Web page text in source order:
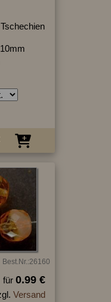
Best.Nr.:26160
für 0.99 €
Versand